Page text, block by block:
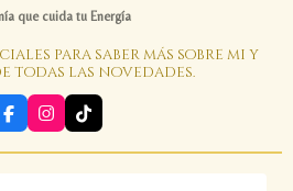
que cuida tu Energía
para saber más sobre mi y
todas las novedades.
F
a
c
I
n
s
T
i
k